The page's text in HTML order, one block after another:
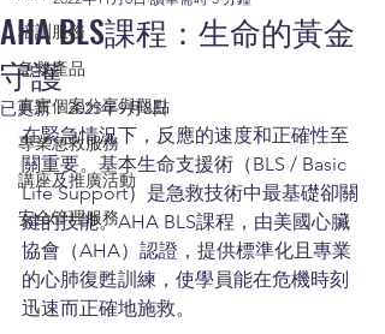
培訓服務
急救產品
真實個案分享與觀點
專業急救服務
講座及推廣活動
安全管理服務
AHA BLS課程：生命的黃金
守護
已更新：2025年9月8日
在緊急情況下，反應的速度和正確性至
關重要。基本生命支援術（BLS / Basic
Life Support）是急救技術中最基礎卻關
鍵的技能。AHA BLS課程，由美國心臟
協會（AHA）認證，提供標準化且專業
的心肺復甦訓練，使學員能在危機時刻
迅速而正確地施救。